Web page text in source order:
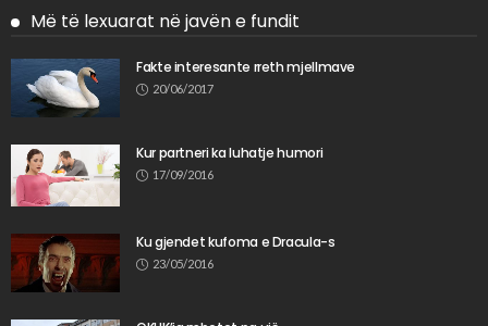
Më të lexuarat në javën e fundit
Fakte interesante rreth mjellmave
20/06/2017
Kur partneri ka luhatje humori
17/09/2016
Ku gjendet kufoma e Dracula-s
23/05/2016